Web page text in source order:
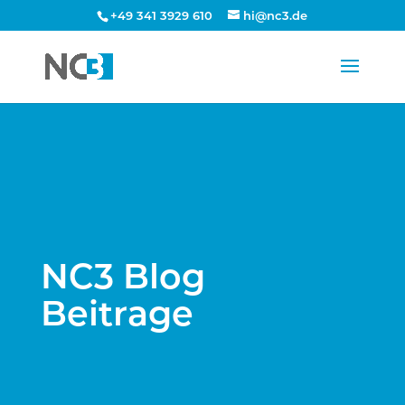
+49 341 3929 610 hi@nc3.de
NC3 Blog
Beitrage